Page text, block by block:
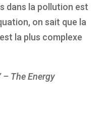
dans la pollution est
on sait que la
la plus complexe
– The Energy